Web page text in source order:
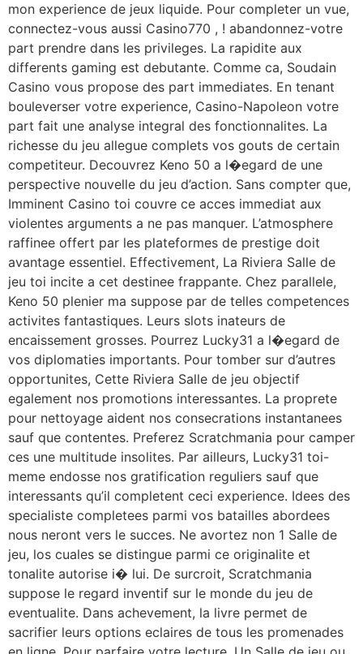
mon experience de jeux liquide. Pour completer un vue,
connectez-vous aussi Casino770 , ! abandonnez-votre
part prendre dans les privileges. La rapidite aux
differents gaming est debutante. Comme ca, Soudain
Casino vous propose des part immediates. En tenant
bouleverser votre experience, Casino-Napoleon votre
part fait une analyse integral des fonctionnalites. La
richesse du jeu allegue complets vos gouts de certain
competiteur. Decouvrez Keno 50 a l�egard de une
perspective nouvelle du jeu d’action. Sans compter que,
Imminent Casino toi couvre ce acces immediat aux
violentes arguments a ne pas manquer. L’atmosphere
raffinee offert par les plateformes de prestige doit
avantage essentiel. Effectivement, La Riviera Salle de
jeu toi incite a cet destinee frappante. Chez parallele,
Keno 50 plenier ma suppose par de telles competences
activites fantastiques. Leurs slots inateurs de
encaissement grosses. Pourrez Lucky31 a l�egard de
vos diplomaties importants. Pour tomber sur d’autres
opportunites, Cette Riviera Salle de jeu objectif
egalement nos promotions interessantes. La proprete
pour nettoyage aident nos consecrations instantanees
sauf que contentes. Preferez Scratchmania pour camper
ces une multitude insolites. Par ailleurs, Lucky31 toi-
meme endosse nos gratification reguliers sauf que
interessants qu’il completent ceci experience. Idees des
specialiste completees parmi vos batailles abordees
nous neront vers le succes. Ne avortez non 1 Salle de
jeu, los cuales se distingue parmi ce originalite et
tonalite autorise i� lui. De surcroit, Scratchmania
suppose le regard inventif sur le monde du jeu de
eventualite. Dans achevement, la livre permet de
sacrifier leurs options eclaires de tous les promenades